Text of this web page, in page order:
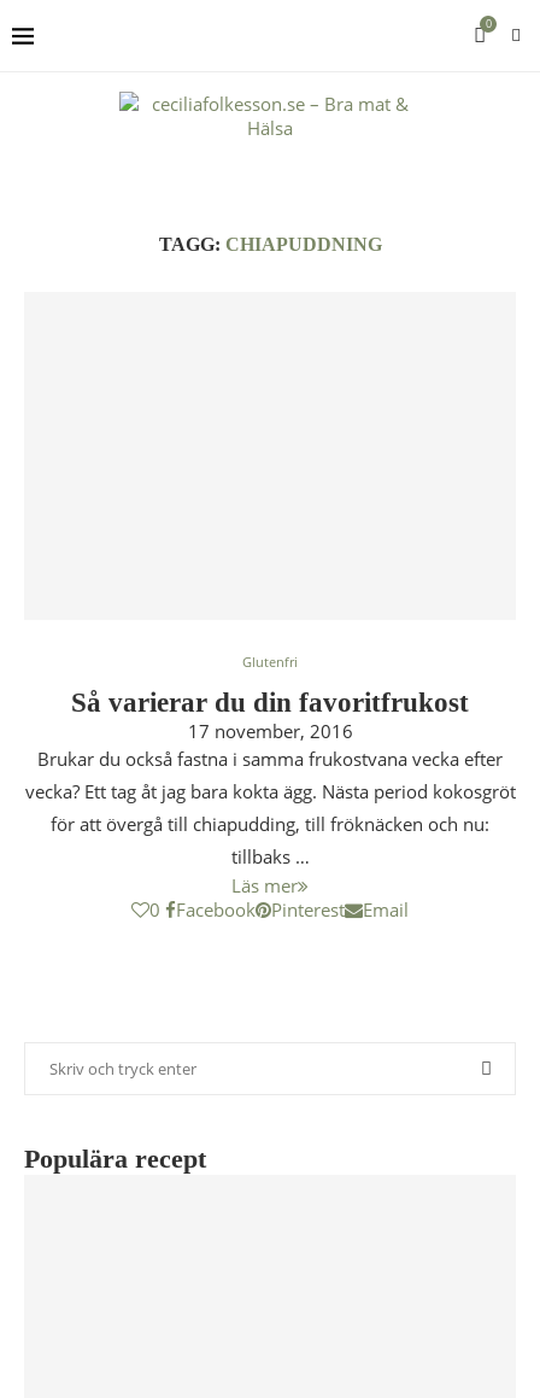
0
TAGG: CHIAPUDDNING
Glutenfri
Så varierar du din favoritfrukost
17 november, 2016
Brukar du också fastna i samma frukostvana vecka efter
vecka? Ett tag åt jag bara kokta ägg. Nästa period kokosgröt
för att övergå till chiapudding, till fröknäcken och nu:
tillbaks …
Läs mer
0
Facebook Pinterest Email
Populära recept